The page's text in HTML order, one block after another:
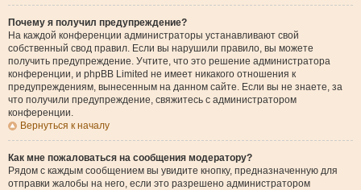
Почему я получил предупреждение?
На каждой конференции администраторы устанавливают свой
собственный свод правил. Если вы нарушили правило, вы можете
получить предупреждение. Учтите, что это решение администратора
конференции, и phpBB Limited не имеет никакого отношения к
предупреждениям, вынесенным на данном сайте. Если вы не знаете, за
что получили предупреждение, свяжитесь с администратором
конференции.
Вернуться к началу
Как мне пожаловаться на сообщения модератору?
Рядом с каждым сообщением вы увидите кнопку, предназначенную для
отправки жалобы на него, если это разрешено администратором